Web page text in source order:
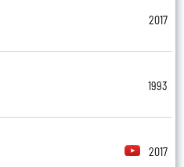
2017
1993
2017